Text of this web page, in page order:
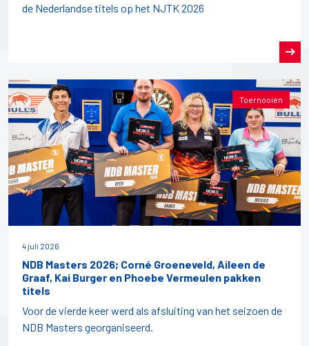
de Nederlandse titels op het NJTK 2026
Toernooien
4 juli 2026
NDB Masters 2026; Corné Groeneveld, Aileen de
Graaf, Kai Burger en Phoebe Vermeulen pakken
titels
Voor de vierde keer werd als afsluiting van het seizoen de
NDB Masters georganiseerd.